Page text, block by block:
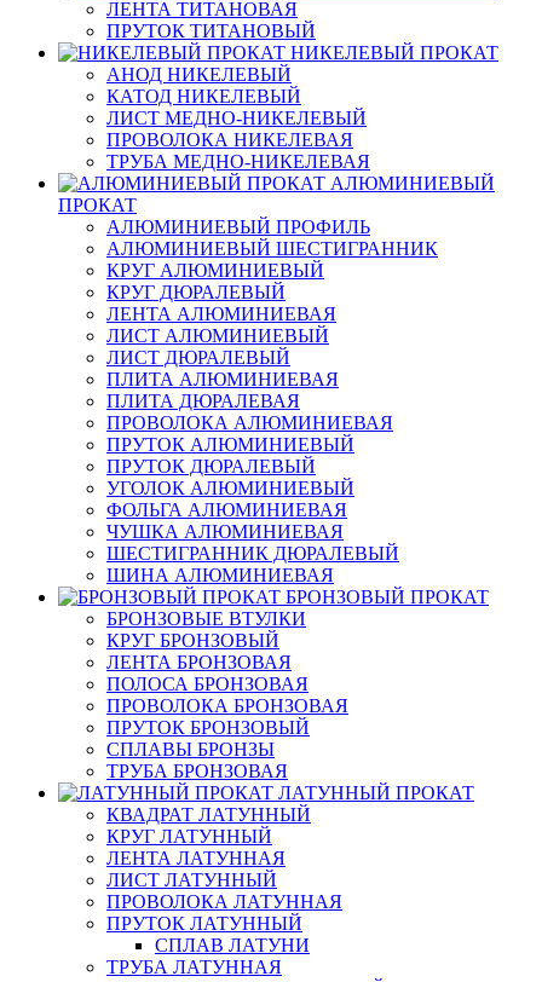
ЛЕНТА ТИТАНОВАЯ
ПРУТОК ТИТАНОВЫЙ
НИКЕЛЕВЫЙ ПРОКАТ
АНОД НИКЕЛЕВЫЙ
КАТОД НИКЕЛЕВЫЙ
ЛИСТ МЕДНО-НИКЕЛЕВЫЙ
ПРОВОЛОКА НИКЕЛЕВАЯ
ТРУБА МЕДНО-НИКЕЛЕВАЯ
АЛЮМИНИЕВЫЙ
ПРОКАТ
АЛЮМИНИЕВЫЙ ПРОФИЛЬ
АЛЮМИНИЕВЫЙ ШЕСТИГРАННИК
КРУГ АЛЮМИНИЕВЫЙ
КРУГ ДЮРАЛЕВЫЙ
ЛЕНТА АЛЮМИНИЕВАЯ
ЛИСТ АЛЮМИНИЕВЫЙ
ЛИСТ ДЮРАЛЕВЫЙ
ПЛИТА АЛЮМИНИЕВАЯ
ПЛИТА ДЮРАЛЕВАЯ
ПРОВОЛОКА АЛЮМИНИЕВАЯ
ПРУТОК АЛЮМИНИЕВЫЙ
ПРУТОК ДЮРАЛЕВЫЙ
УГОЛОК АЛЮМИНИЕВЫЙ
ФОЛЬГА АЛЮМИНИЕВАЯ
ЧУШКА АЛЮМИНИЕВАЯ
ШЕСТИГРАННИК ДЮРАЛЕВЫЙ
ШИНА АЛЮМИНИЕВАЯ
БРОНЗОВЫЙ ПРОКАТ
БРОНЗОВЫЕ ВТУЛКИ
КРУГ БРОНЗОВЫЙ
ЛЕНТА БРОНЗОВАЯ
ПОЛОСА БРОНЗОВАЯ
ПРОВОЛОКА БРОНЗОВАЯ
ПРУТОК БРОНЗОВЫЙ
СПЛАВЫ БРОНЗЫ
ТРУБА БРОНЗОВАЯ
ЛАТУННЫЙ ПРОКАТ
КВАДРАТ ЛАТУННЫЙ
КРУГ ЛАТУННЫЙ
ЛЕНТА ЛАТУННАЯ
ЛИСТ ЛАТУННЫЙ
ПРОВОЛОКА ЛАТУННАЯ
ПРУТОК ЛАТУННЫЙ
СПЛАВ ЛАТУНИ
ТРУБА ЛАТУННАЯ